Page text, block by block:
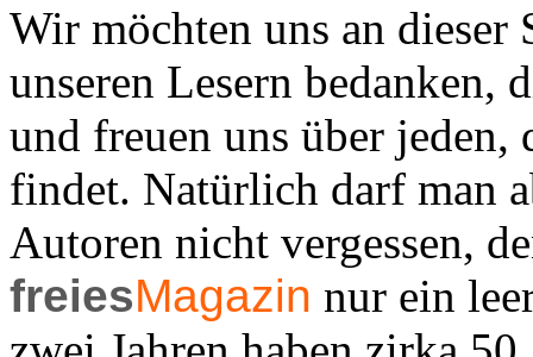
Wir möchten uns an dieser
unseren Lesern bedanken,
und freuen uns über
findet. Natürlich darf man
Autoren nicht vergessen,
freiesMagazin nur ein